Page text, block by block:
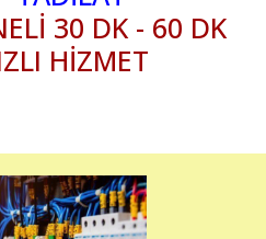
30 DK - 60 DK
HİZMET